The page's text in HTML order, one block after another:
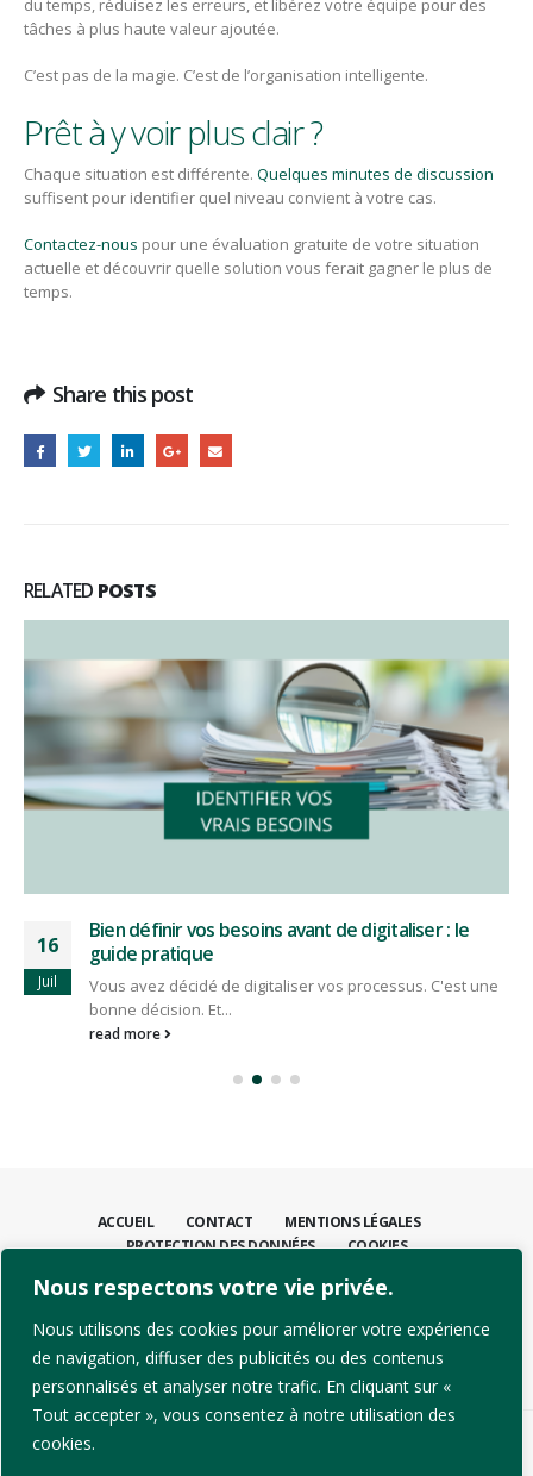
Nous respectons votre vie privée.
Nous utilisons des cookies pour améliorer votre expérience
de navigation, diffuser des publicités ou des contenus
personnalisés et analyser notre trafic. En cliquant sur «
Tout accepter », vous consentez à notre utilisation des
cookies.
du temps, réduisez les erreurs, et libérez votre équipe pour des
tâches à plus haute valeur ajoutée.
C’est pas de la magie. C’est de l’organisation intelligente.
Prêt à y voir plus clair ?
Chaque situation est différente. Quelques minutes de discussion
suffisent pour identifier quel niveau convient à votre cas.
Contactez-nous pour une évaluation gratuite de votre situation
actuelle et découvrir quelle solution vous ferait gagner le plus de
temps.
Share this post
RELATED POSTS
16
Juil
Bien définir vos besoins avant de digitaliser : le
guide pratique
Vous avez décidé de digitaliser vos processus. C'est une
bonne décision. Et...
read more
ACCUEIL CONTACT
MENTIONS LÉGALES
PROTECTION DES DONNÉES
COOKIES
CONTACTEZ-NOUS
+41 21 811 31 00
info@dpcsolutions.com